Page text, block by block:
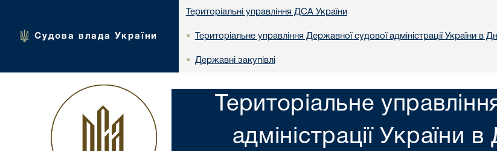
Судова влада України
Територіальні управління ДСА України
• Територіальне управління Державної судової адміністрації України в
• Державні закупівлі
Територіальне
адміністрації України